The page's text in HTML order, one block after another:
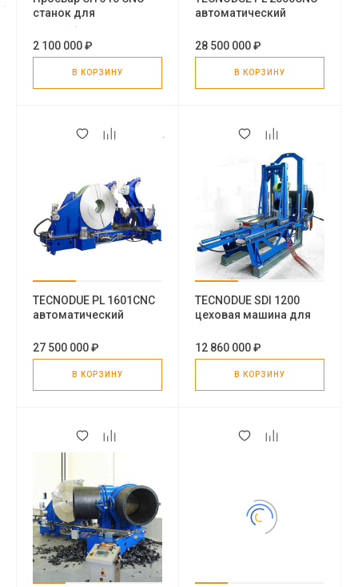
станок для
производства
сегментных фитингов
2 100 000 ₽
В КОРЗИНУ
автоматический
сварки пластиковых
труб
28 500 000 ₽
В КОРЗИНУ
TECNODUE PL 1601CNC
автоматический
сварки пластиковых
труб
27 500 000 ₽
В КОРЗИНУ
TECNODUE SDI 1200
цеховая машина для
трубе
12 860 000 ₽
В КОРЗИНУ